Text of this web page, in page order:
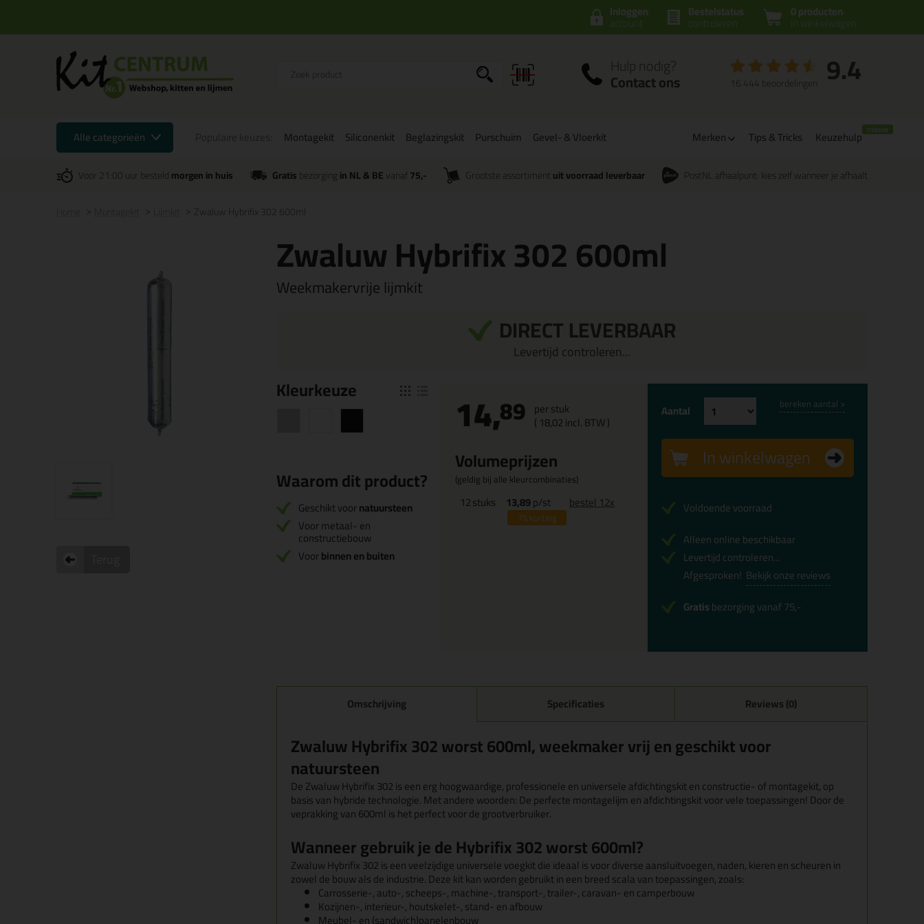
0 producten
in winkelwagen
Bestelstatus
controleren
Inloggen
account
Hulp nodig?
Contact ons 9.4
16.444 beoordelingen
Alle categorieën Montagekit Siliconenkit Beglazingskit Purschuim Gevel- & Vloerkit Merken Tips & Tricks Keuzehulp
Voor 21:00 uur besteldmorgen in huis Gratisbezorgingin NL & BEvanaf 75,- Grootste assortiment uit voorraad leverbaar PostNL afhaalpunt: kies zelf wanneer je afhaalt
Zwaluw Hybrifix 302 600ml
Zwaluw Hybrifix 302 600ml
Weekmakervrije lijmkit
DIRECT LEVERBAAR
Levertijd controleren...
Kleurkeuze
Waarom dit product?
Geschikt voornatuursteen
Voor metaal- en
constructiebouw
Voorbinnen en buiten
14,89 per stuk
( 18,02incl. BTW )
Volumeprijzen
(geldig bij alle kleurcombinaties)
12stuks 13,89p/st
7%korting
bestel 12x
Aantal bereken aantal >
In winkelwagen
Voldoende voorraad
Alleen online beschikbaar
Levertijd controleren...
Afgesproken! Bekijk onze reviews
Gratisbezorging vanaf 75,-
Omschrijving Specificaties Reviews (0)
Zwaluw Hybrifix 302 worst 600ml, weekmaker vrij en geschikt voor
natuursteen
De Zwaluw Hybrifix 302 is een erg hoogwaardige, professionele en universele afdichtingskit en constructie- of montagekit, op
basis van hybride technologie. Met andere woorden: De perfecte montagelijm en afdichtingskit voor vele toepassingen! Door de
veprakking van 600ml is het perfect voor de grootverbruiker.
Wanneer gebruik je de Hybrifix 302 worst 600ml?
Zwaluw Hybrifix 302 is een veelzijdige universele voegkit die ideaal is voor diverse aansluitvoegen, naden, kieren en scheuren in
zowel de bouw als de industrie. Deze kit kan worden gebruikt in een breed scala van toepassingen, zoals:
Carrosserie-, auto-, scheeps-, machine-, transport-, trailer-, caravan- en camperbouw
Kozijnen-, interieur-, houtskelet-, stand- en afbouw
Meubel- en (sandwich)panelenbouw